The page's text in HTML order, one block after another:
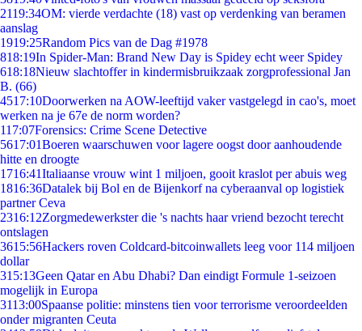
2119:34OM: vierde verdachte (18) vast op verdenking van beramen
aanslag
1919:25Random Pics van de Dag #1978
818:19In Spider-Man: Brand New Day is Spidey echt weer Spidey
618:18Nieuw slachtoffer in kindermisbruikzaak zorgprofessional Jan
B. (66)
4517:10Doorwerken na AOW-leeftijd vaker vastgelegd in cao's, moet
werken na je 67e de norm worden?
117:07Forensics: Crime Scene Detective
5617:01Boeren waarschuwen voor lagere oogst door aanhoudende
hitte en droogte
1716:41Italiaanse vrouw wint 1 miljoen, gooit kraslot per abuis weg
1816:36Datalek bij Bol en de Bijenkorf na cyberaanval op logistiek
partner Ceva
2316:12Zorgmedewerkster die 's nachts haar vriend bezocht terecht
ontslagen
3615:56Hackers roven Coldcard-bitcoinwallets leeg voor 114 miljoen
dollar
315:13Geen Qatar en Abu Dhabi? Dan eindigt Formule 1-seizoen
mogelijk in Europa
3113:00Spaanse politie: minstens tien voor terrorisme veroordeelden
onder migranten Ceuta